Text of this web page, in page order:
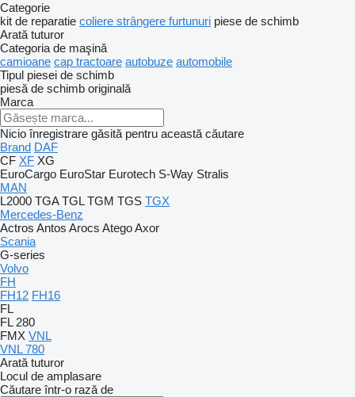
Categorie
kit de reparatie coliere strângere furtunuri piese de schimb
Arată tuturor
Categoria de maşină
camioane cap tractoare autobuze automobile
Tipul piesei de schimb
piesă de schimb originală
Marca
Nicio înregistrare găsită pentru această căutare
Brand DAF
CF XF XG
EuroCargo EuroStar Eurotech S-Way Stralis
MAN
L2000 TGA TGL TGM TGS TGX
Mercedes-Benz
Actros Antos Arocs AtegoAxor
Scania
G-series
Volvo
FH
FH12 FH16
FL
FL 280
FMX VNL
VNL 780
Arată tuturor
Locul de amplasare
Căutare într-o rază de